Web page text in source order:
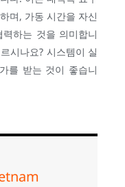
며, 가동 시간을 자신
하는 것을 의미합니
시나요? 시스템이 실
를 받는 것이 좋습니